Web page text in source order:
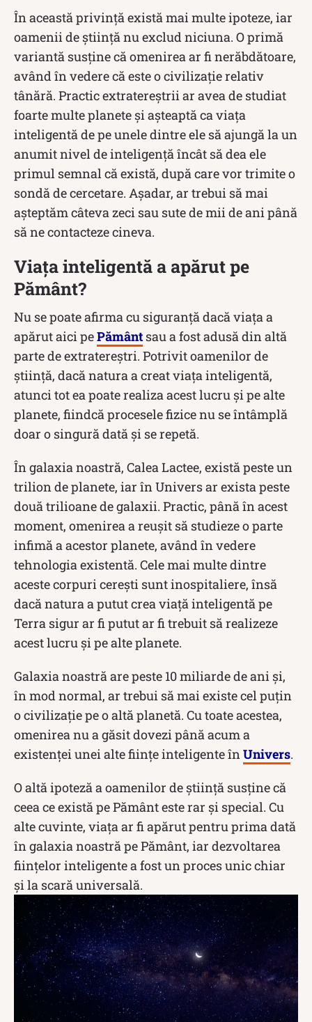
În această privință există mai multe ipoteze, iar
oamenii de știință nu exclud niciuna. O primă
variantă susține că omenirea ar fi nerăbdătoare,
având în vedere că este o civilizație relativ
tânără. Practic extratereștrii ar avea de studiat
foarte multe planete și așteaptă ca viața
inteligentă de pe unele dintre ele să ajungă la un
anumit nivel de inteligență încât să dea ele
primul semnal că există, după care vor trimite o
sondă de cercetare. Așadar, ar trebui să mai
așteptăm câteva zeci sau sute de mii de ani până
să ne contacteze cineva.
Viața inteligentă a apărut pe
Pământ?
Nu se poate afirma cu siguranță dacă viața a
apărut aici pePământ sau a fost adusă din altă
parte de extratereștri. Potrivit oamenilor de
știință, dacă natura a creat viața inteligentă,
atunci tot ea poate realiza acest lucru și pe alte
planete, fiindcă procesele fizice nu se întâmplă
doar o singură dată și se repetă.
În galaxia noastră, Calea Lactee, există peste un
trilion de planete, iar în Univers ar exista peste
două trilioane de galaxii. Practic, până în acest
moment, omenirea a reușit să studieze o parte
infimă a acestor planete, având în vedere
tehnologia existentă. Cele mai multe dintre
aceste corpuri cerești sunt inospitaliere, însă
dacă natura a putut crea viață inteligentă pe
Terra sigur ar fi putut ar fi trebuit să realizeze
acest lucru și pe alte planete.
Galaxia noastră are peste 10 miliarde de ani și,
în mod normal, ar trebui să mai existe cel puțin
o civilizație pe o altă planetă. Cu toate acestea,
omenirea nu a găsit dovezi până acum a
existenței unei alte ființe inteligente în Univers.
O altă ipoteză a oamenilor de știință susține că
ceea ce există pe Pământ este rar și special. Cu
alte cuvinte, viața ar fi apărut pentru prima dată
în galaxia noastră pe Pământ, iar dezvoltarea
ființelor inteligente a fost un proces unic chiar
și la scară universală.